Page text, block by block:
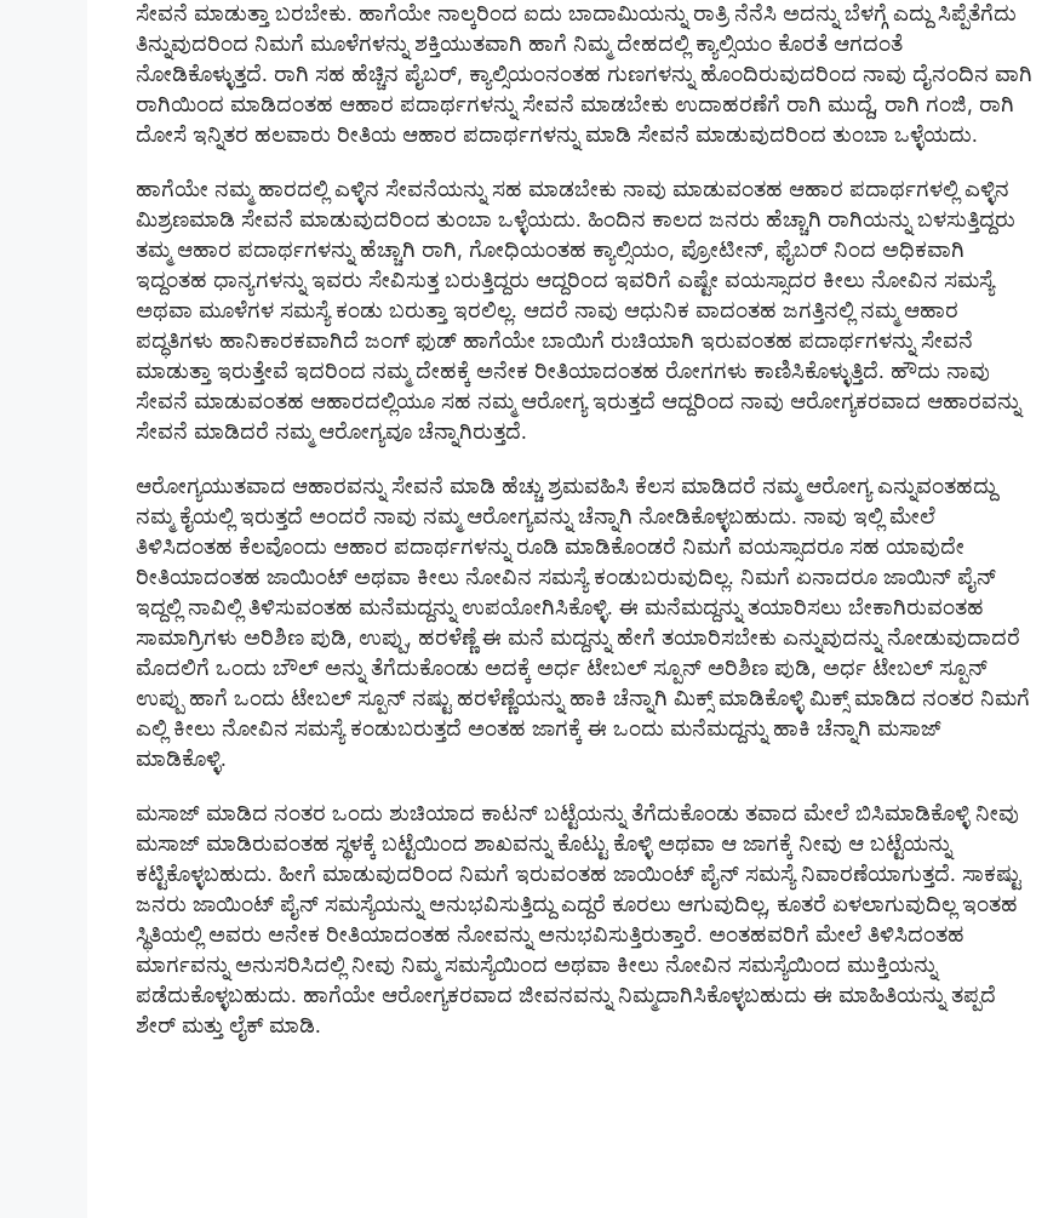
ಸೇವನೆ ಮಾಡುತ್ತಾ ಬರಬೇಕು. ಹಾಗೆಯೇ ನಾಲ್ಕರಿಂದ ಐದು ಬಾದಾಮಿಯನ್ನು ರಾತ್ರಿ ನೆನೆಸಿ ಅದನ್ನು ಬೆಳಗ್ಗೆ ಎದ್ದು ಸಿಪ್ಪೆತೆಗೆದು
ತಿನ್ನುವುದರಿಂದ ನಿಮಗೆ ಮೂಳೆಗಳನ್ನು ಶಕ್ತಿಯುತವಾಗಿ ಹಾಗೆ ನಿಮ್ಮ ದೇಹದಲ್ಲಿ ಕ್ಯಾಲ್ಸಿಯಂ ಕೊರತೆ ಆಗದಂತೆ
ನೋಡಿಕೊಳ್ಳುತ್ತದೆ. ರಾಗಿ ಸಹ ಹೆಚ್ಚಿನ ಪೈಬರ್, ಕ್ಯಾಲ್ಸಿಯಂನಂತಹ ಗುಣಗಳನ್ನು ಹೊಂದಿರುವುದರಿಂದ ನಾವು ದೈನಂದಿನ ವಾಗಿ
ರಾಗಿಯಿಂದ ಮಾಡಿದಂತಹ ಆಹಾರ ಪದಾರ್ಥಗಳನ್ನು ಸೇವನೆ ಮಾಡಬೇಕು ಉದಾಹರಣೆಗೆ ರಾಗಿ ಮುದ್ದೆ, ರಾಗಿ ಗಂಜಿ, ರಾಗಿ
ದೋಸೆ ಇನ್ನಿತರ ಹಲವಾರು ರೀತಿಯ ಆಹಾರ ಪದಾರ್ಥಗಳನ್ನು ಮಾಡಿ ಸೇವನೆ ಮಾಡುವುದರಿಂದ ತುಂಬಾ ಒಳ್ಳೆಯದು.
ಹಾಗೆಯೇ ನಮ್ಮ ಹಾರದಲ್ಲಿ ಎಳ್ಳಿನ ಸೇವನೆಯನ್ನು ಸಹ ಮಾಡಬೇಕು ನಾವು ಮಾಡುವಂತಹ ಆಹಾರ ಪದಾರ್ಥಗಳಲ್ಲಿ ಎಳ್ಳಿನ
ಮಿಶ್ರಣಮಾಡಿ ಸೇವನೆ ಮಾಡುವುದರಿಂದ ತುಂಬಾ ಒಳ್ಳೆಯದು. ಹಿಂದಿನ ಕಾಲದ ಜನರು ಹೆಚ್ಚಾಗಿ ರಾಗಿಯನ್ನು ಬಳಸುತ್ತಿದ್ದರು
ತಮ್ಮ ಆಹಾರ ಪದಾರ್ಥಗಳನ್ನು ಹೆಚ್ಚಾಗಿ ರಾಗಿ, ಗೋಧಿಯಂತಹ ಕ್ಯಾಲ್ಸಿಯಂ, ಪ್ರೋಟೀನ್, ಫೈಬರ್ ನಿಂದ ಅಧಿಕವಾಗಿ
ಇದ್ದಂತಹ ಧಾನ್ಯಗಳನ್ನು ಇವರು ಸೇವಿಸುತ್ತ ಬರುತ್ತಿದ್ದರು ಆದ್ದರಿಂದ ಇವರಿಗೆ ಎಷ್ಟೇ ವಯಸ್ಸಾದರ ಕೀಲು ನೋವಿನ ಸಮಸ್ಯೆ
ಅಥವಾ ಮೂಳೆಗಳ ಸಮಸ್ಯೆ ಕಂಡು ಬರುತ್ತಾ ಇರಲಿಲ್ಲ. ಆದರೆ ನಾವು ಆಧುನಿಕ ವಾದಂತಹ ಜಗತ್ತಿನಲ್ಲಿ ನಮ್ಮ ಆಹಾರ
ಪದ್ಧತಿಗಳು ಹಾನಿಕಾರಕವಾಗಿದೆ ಜಂಗ್ ಫುಡ್ ಹಾಗೆಯೇ ಬಾಯಿಗೆ ರುಚಿಯಾಗಿ ಇರುವಂತಹ ಪದಾರ್ಥಗಳನ್ನು ಸೇವನೆ
ಮಾಡುತ್ತಾ ಇರುತ್ತೇವೆ ಇದರಿಂದ ನಮ್ಮ ದೇಹಕ್ಕೆ ಅನೇಕ ರೀತಿಯಾದಂತಹ ರೋಗಗಳು ಕಾಣಿಸಿಕೊಳ್ಳುತ್ತಿದೆ. ಹೌದು ನಾವು
ಸೇವನೆ ಮಾಡುವಂತಹ ಆಹಾರದಲ್ಲಿಯೂ ಸಹ ನಮ್ಮ ಆರೋಗ್ಯ ಇರುತ್ತದೆ ಆದ್ದರಿಂದ ನಾವು ಆರೋಗ್ಯಕರವಾದ ಆಹಾರವನ್ನು
ಸೇವನೆ ಮಾಡಿದರೆ ನಮ್ಮ ಆರೋಗ್ಯವೂ ಚೆನ್ನಾಗಿರುತ್ತದೆ.
ಆರೋಗ್ಯಯುತವಾದ ಆಹಾರವನ್ನು ಸೇವನೆ ಮಾಡಿ ಹೆಚ್ಚು ಶ್ರಮವಹಿಸಿ ಕೆಲಸ ಮಾಡಿದರೆ ನಮ್ಮ ಆರೋಗ್ಯ ಎನ್ನುವಂತಹದ್ದು
ನಮ್ಮ ಕೈಯಲ್ಲಿ ಇರುತ್ತದೆ ಅಂದರೆ ನಾವು ನಮ್ಮ ಆರೋಗ್ಯವನ್ನು ಚೆನ್ನಾಗಿ ನೋಡಿಕೊಳ್ಳಬಹುದು. ನಾವು ಇಲ್ಲಿ ಮೇಲೆ
ತಿಳಿಸಿದಂತಹ ಕೆಲವೊಂದು ಆಹಾರ ಪದಾರ್ಥಗಳನ್ನು ರೂಡಿ ಮಾಡಿಕೊಂಡರೆ ನಿಮಗೆ ವಯಸ್ಸಾದರೂ ಸಹ ಯಾವುದೇ
ರೀತಿಯಾದಂತಹ ಜಾಯಿಂಟ್ ಅಥವಾ ಕೀಲು ನೋವಿನ ಸಮಸ್ಯೆ ಕಂಡುಬರುವುದಿಲ್ಲ. ನಿಮಗೆ ಏನಾದರೂ ಜಾಯಿನ್ ಪೈನ್
ಇದ್ದಲ್ಲಿ ನಾವಿಲ್ಲಿ ತಿಳಿಸುವಂತಹ ಮನೆಮದ್ದನ್ನು ಉಪಯೋಗಿಸಿಕೊಳ್ಳಿ. ಈ ಮನೆಮದ್ದನ್ನು ತಯಾರಿಸಲು ಬೇಕಾಗಿರುವಂತಹ
ಸಾಮಾಗ್ರಿಗಳು ಅರಿಶಿಣ ಪುಡಿ, ಉಪ್ಪು, ಹರಳೆಣ್ಣೆ ಈ ಮನೆ ಮದ್ದನ್ನು ಹೇಗೆ ತಯಾರಿಸಬೇಕು ಎನ್ನುವುದನ್ನು ನೋಡುವುದಾದರೆ
ಮೊದಲಿಗೆ ಒಂದು ಬೌಲ್ ಅನ್ನು ತೆಗೆದುಕೊಂಡು ಅದಕ್ಕೆ ಅರ್ಧ ಟೇಬಲ್ ಸ್ಪೂನ್ ಅರಿಶಿಣ ಪುಡಿ, ಅರ್ಧ ಟೇಬಲ್ ಸ್ಪೂನ್
ಉಪ್ಪು ಹಾಗೆ ಒಂದು ಟೇಬಲ್ ಸ್ಪೂನ್ ನಷ್ಟು ಹರಳೆಣ್ಣೆಯನ್ನು ಹಾಕಿ ಚೆನ್ನಾಗಿ ಮಿಕ್ಸ್ ಮಾಡಿಕೊಳ್ಳಿ ಮಿಕ್ಸ್ ಮಾಡಿದ ನಂತರ ನಿಮಗೆ
ಎಲ್ಲಿ ಕೀಲು ನೋವಿನ ಸಮಸ್ಯೆ ಕಂಡುಬರುತ್ತದೆ ಅಂತಹ ಜಾಗಕ್ಕೆ ಈ ಒಂದು ಮನೆಮದ್ದನ್ನು ಹಾಕಿ ಚೆನ್ನಾಗಿ ಮಸಾಜ್
ಮಾಡಿಕೊಳ್ಳಿ.
ಮಸಾಜ್ ಮಾಡಿದ ನಂತರ ಒಂದು ಶುಚಿಯಾದ ಕಾಟನ್ ಬಟ್ಟೆಯನ್ನು ತೆಗೆದುಕೊಂಡು ತವಾದ ಮೇಲೆ ಬಿಸಿಮಾಡಿಕೊಳ್ಳಿ ನೀವು
ಮಸಾಜ್ ಮಾಡಿರುವಂತಹ ಸ್ಥಳಕ್ಕೆ ಬಟ್ಟೆಯಿಂದ ಶಾಖವನ್ನು ಕೊಟ್ಟು ಕೊಳ್ಳಿ ಅಥವಾ ಆ ಜಾಗಕ್ಕೆ ನೀವು ಆ ಬಟ್ಟೆಯನ್ನು
ಕಟ್ಟಿಕೊಳ್ಳಬಹುದು. ಹೀಗೆ ಮಾಡುವುದರಿಂದ ನಿಮಗೆ ಇರುವಂತಹ ಜಾಯಿಂಟ್ ಪೈನ್ ಸಮಸ್ಯೆ ನಿವಾರಣೆಯಾಗುತ್ತದೆ. ಸಾಕಷ್ಟು
ಜನರು ಜಾಯಿಂಟ್ ಪೈನ್ ಸಮಸ್ಯೆಯನ್ನು ಅನುಭವಿಸುತ್ತಿದ್ದು ಎದ್ದರೆ ಕೂರಲು ಆಗುವುದಿಲ್ಲ, ಕೂತರೆ ಏಳಲಾಗುವುದಿಲ್ಲ ಇಂತಹ
ಸ್ಥಿತಿಯಲ್ಲಿ ಅವರು ಅನೇಕ ರೀತಿಯಾದಂತಹ ನೋವನ್ನು ಅನುಭವಿಸುತ್ತಿರುತ್ತಾರೆ. ಅಂತಹವರಿಗೆ ಮೇಲೆ ತಿಳಿಸಿದಂತಹ
ಮಾರ್ಗವನ್ನು ಅನುಸರಿಸಿದಲ್ಲಿ ನೀವು ನಿಮ್ಮ ಸಮಸ್ಯೆಯಿಂದ ಅಥವಾ ಕೀಲು ನೋವಿನ ಸಮಸ್ಯೆಯಿಂದ ಮುಕ್ತಿಯನ್ನು
ಪಡೆದುಕೊಳ್ಳಬಹುದು. ಹಾಗೆಯೇ ಆರೋಗ್ಯಕರವಾದ ಜೀವನವನ್ನು ನಿಮ್ಮದಾಗಿಸಿಕೊಳ್ಳಬಹುದು ಈ ಮಾಹಿತಿಯನ್ನು ತಪ್ಪದೆ
ಶೇರ್ ಮತ್ತು ಲೈಕ್ ಮಾಡಿ.